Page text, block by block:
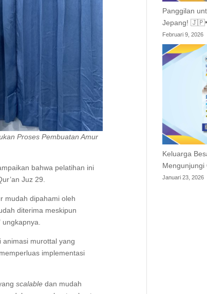
Proses Pembuatan Amur
bahwa pelatihan ini
Juz 29.
mudah dipahami oleh
diterima meskipun
animasi murottal yang
implementasi
scalable dan mudah
Panggilan
Jepang!
Februari 9, 2026
Keluarga
Mengunjungi
Januari 23, 2026